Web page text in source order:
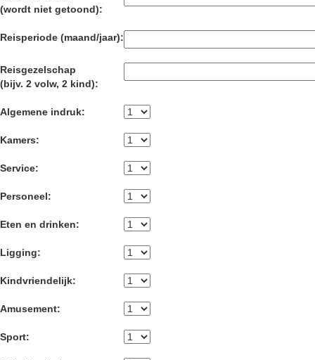
(wordt niet getoond):
Reisperiode (maand/jaar):
Reisgezelschap
(bijv. 2 volw, 2 kind):
Algemene indruk:
Kamers:
Service:
Personeel:
Eten en drinken:
Ligging:
Kindvriendelijk:
Amusement:
Sport: